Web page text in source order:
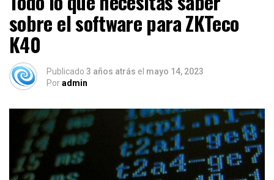
sobre el software para ZKTeco
K40
Publicado 3 años atrás el mayo 14, 2023
Poradmin